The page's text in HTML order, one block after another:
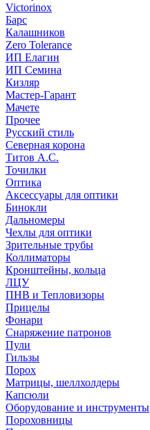
Victorinox
Барс
Калашников
Zero Tolerance
ИП Елагин
ИП Семина
Кизляр
Мастер-Гарант
Мачете
Прочее
Русский стиль
Северная корона
Титов А.С.
Точилки
Оптика
Аксессуары для оптики
Бинокли
Дальномеры
Чехлы для оптики
Зрительные трубы
Коллиматоры
Кронштейны, кольца
ЛЦУ
ПНВ и Тепловизоры
Прицелы
Фонари
Снаряжение патронов
Пули
Гильзы
Порох
Матрицы, шеллхолдеры
Капсюли
Оборудование и инструменты
Пороховницы